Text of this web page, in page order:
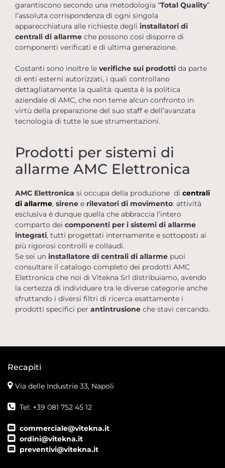
garantiscono secondo una metodologia “Total Quality”
l’assoluta corrispondenza di ogni singola
apparecchiatura alle richieste degli installatori di
centrali di allarme che possono così disporre di
componenti verificati e di ultima generazione.
Costanti sono inoltre le verifiche sui prodotti da parte
di enti esterni autorizzati, i quali controllano
dettagliatamente la qualità: questa è la politica
aziendale di AMC, che non teme alcun confronto in
virtù della preparazione del suo staff e dell’avanzata
tecnologia di tutte le sue strumentazioni.
Prodotti per sistemi di
allarme AMC Elettronica
AMC Elettronica si occupa della produzione di centrali
di allarme, sirene e rilevatori di movimento: attività
esclusiva è dunque quella che abbraccia l’intero
comparto dei componenti per i sistemi di allarme
integrati, tutti progettati internamente e sottoposti ai
più rigorosi controlli e collaudi.
Se sei un installatore di centrali di allarme puoi
consultare il catalogo completo dei prodotti AMC
Elettronica che noi di Vitekna Srl distribuiamo, avendo
la certezza di individuare tra le diverse categorie anche
sfruttando i diversi filtri di ricerca esattamente i
prodotti specifici per antintrusione che stavi cercando.
Recapiti
Via delle Industrie 33, Napoli
Tel: +39 081 752 45 12
commerciale@vitekna.it
ordini@vitekna.it
preventivi@vitekna.it